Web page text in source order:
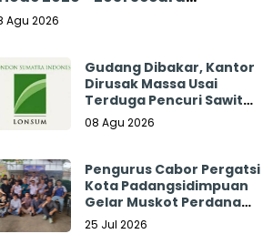
Agu 2026
Gudang Dibakar, Kantor
Dirusak Massa Usai
Terduga Pencuri Sawit
Tewas: Manajemen
Sibulan Estate Bungkam
08 Agu 2026
Pengurus Cabor Pergatsi
Kota Padangsidimpuan
Gelar Muskot Perdana
2026 - 2030
25 Jul 2026